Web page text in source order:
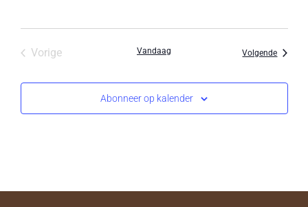
VorigeEvenementen Vandaag Volgende
Abonneer op kalender